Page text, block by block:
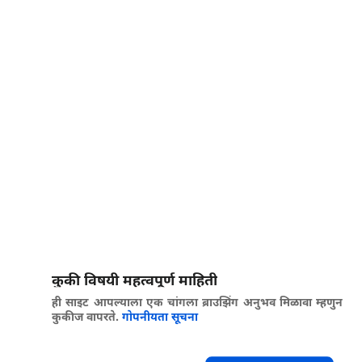
कुकी विषयी महत्वपूर्ण माहिती
ही साइट आपल्याला एक चांगला ब्राउझिंग अनुभव मिळावा म्हणुन
कुकीज वापरते. गोपनीयता सूचना